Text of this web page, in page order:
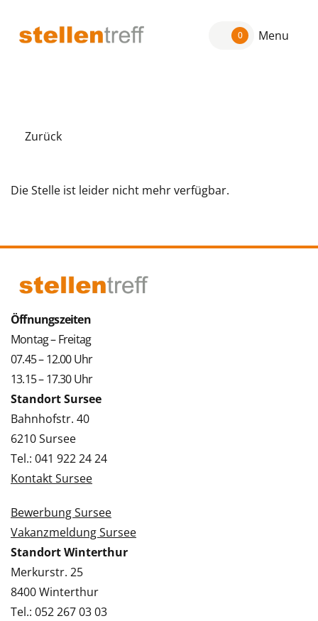
0 Menu
Zurück
Die Stelle ist leider nicht mehr verfügbar.
Öffnungszeiten
Montag – Freitag
07.45 – 12.00 Uhr
13.15 – 17.30 Uhr
Standort Sursee
Bahnhofstr. 40
6210 Sursee
Tel.: 041 922 24 24
Kontakt Sursee
Bewerbung Sursee
Vakanzmeldung Sursee
Standort Winterthur
Merkurstr. 25
8400 Winterthur
Tel.: 052 267 03 03